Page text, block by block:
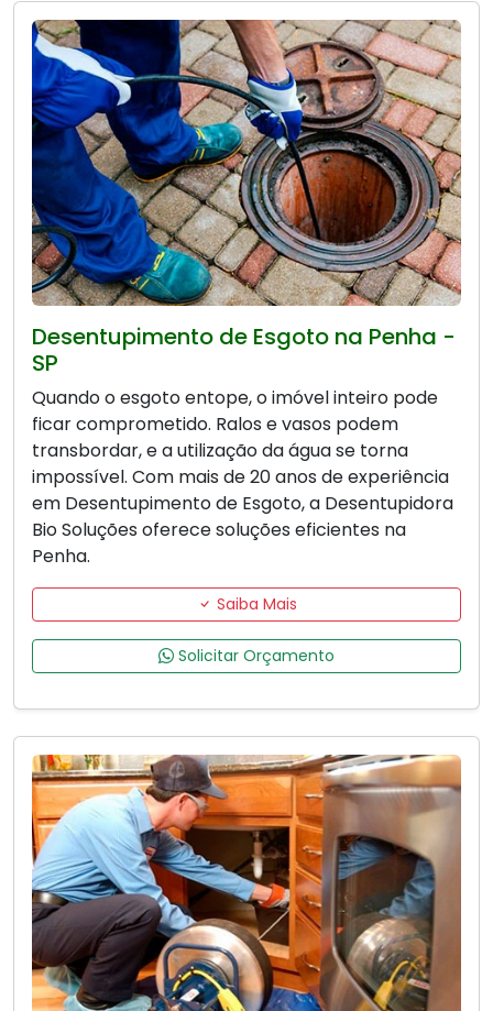
Desentupimento de Esgoto na Penha -
SP
Quando o esgoto entope, o imóvel inteiro pode
ficar comprometido. Ralos e vasos podem
transbordar, e a utilização da água se torna
impossível. Com mais de 20 anos de experiência
em Desentupimento de Esgoto, a Desentupidora
Bio Soluções oferece soluções eficientes na
Penha.
Saiba Mais
Solicitar Orçamento